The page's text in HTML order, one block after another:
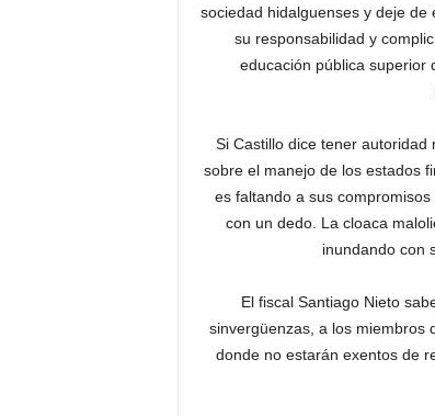
sociedad hidalguenses y deje
su responsabilidad y
educación pública superior
Si Castillo dice tener
sobre el manejo de los estados
es faltando a sus
con un dedo. La cloaca
inundando con
El fiscal Santiago Nieto
sinvergüenzas, a los miembros
donde no estarán exentos de